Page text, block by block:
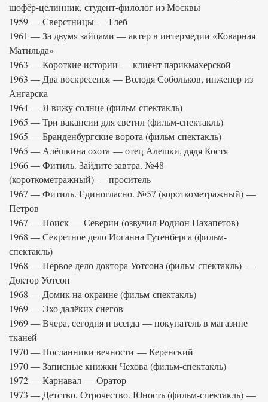
шофёр-целинник, студент-филолог из Москвы
1959 — Сверстницы — Глеб
1961 — За двумя зайцами — актер в интермедии «Коварная
Матильда»
1963 — Короткие истории — клиент парикмахерской
1963 — Два воскресенья — Володя Собольков, инженер из
Ангарска
1964 — Я вижу солнце (фильм-спектакль)
1965 — Три вакансии для светил (фильм-спектакль)
1965 — Бранденбургские ворота (фильм-спектакль)
1965 — Алёшкина охота — отец Алешки, дядя Костя
1966 — Фитиль. Зайдите завтра. №48
(короткометражный) — проситель
1967 — Фитиль. Единогласно. №57 (короткометражный) —
Петров
1967 — Поиск — Северин (озвучил Родион Нахапетов)
1968 — Секретное дело Иоганна Гутенберга (фильм-
спектакль)
1968 — Первое дело доктора Уотсона (фильм-спектакль) —
Доктор Уотсон
1968 — Домик на окраине (фильм-спектакль)
1969 — Эхо далёких снегов
1969 — Вчера, сегодня и всегда — покупатель в магазине
тканей
1970 — Посланники вечности — Керенский
1970 — Записные книжки Чехова (фильм-спектакль)
1972 — Карнавал — Оратор
1973 — Детство. Отрочество. Юность (фильм-спектакль) —